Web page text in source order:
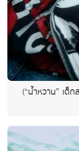
(“น้ำหวาน” เด็